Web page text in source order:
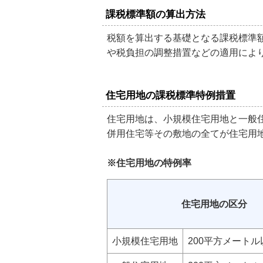
課税標準額の算出方法
税額を算出する基礎となる課税標準
や税負担の調整措置などの適用によ
住宅用地の課税標準特例措置
住宅用地は、小規模住宅用地と一般
併用住宅等その敷地の全てが住宅用
※住宅用地の特例率
住宅用地の区分
小規模住宅用地 200平方メートル